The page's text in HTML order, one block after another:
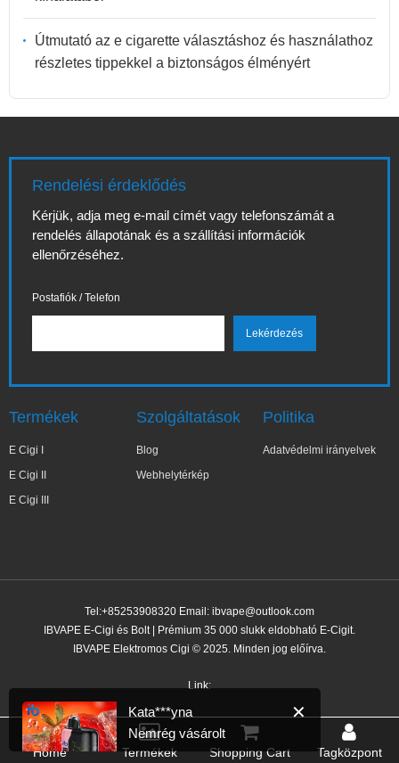
Útmutató az e cigarette választáshoz és használathoz
részletes tippekkel a biztonságos élményért
Rendelési érdeklődés
Kérjük, adja meg e-mail címét vagy telefonszámát a
rendelés állapotának és a szállítási információk
ellenőrzéséhez.
Postafiók / Telefon
Termékek
E Cigi I
E Cigi II
E Cigi III
Szolgáltatások
Blog
Webhelytérkép
Politika
Adatvédelmi irányelvek
Tel:+85253908320 Email: ibvape@outlook.com
IBVAPE E-Cigi és Bolt | Prémium 35 000 slukk eldobható E-Cigit.
IBVAPE Elektromos Cigi © 2025. Minden jog előírva.
Link:
Home Termékek Shopping Cart Tagközpont
✕
Kata***yna
1 órával ezelőtt